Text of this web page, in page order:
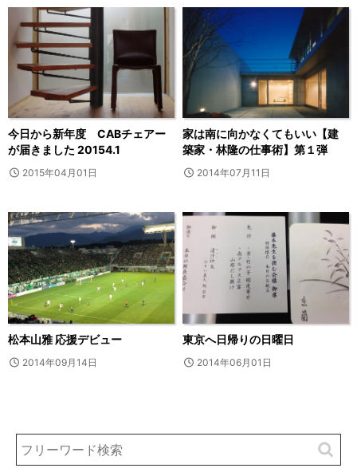
今日から新年度 CABチェアー
が届きました 20154.1
2015年04月01日
家は南に向かなくてもいい【建
築家・林隆の仕事術】第１弾
2014年07月11日
松本山雅 応援デビュー
2014年09月14日
東京へ日帰りの日曜日
2014年06月01日